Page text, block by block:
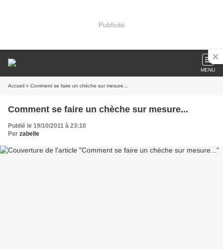
Publicité
MENU
Accueil » Comment se faire un chèche sur mesure...
Comment se faire un chèche sur mesure...
Publié le 19/10/2011 à 23:10
Par zabelle